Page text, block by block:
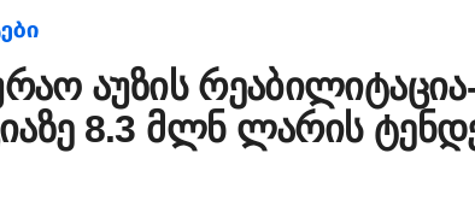
აუზის
8.3 მლნ ლარის